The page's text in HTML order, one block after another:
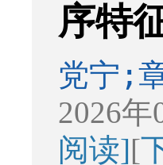
序特
党宁;
2026
阅读][